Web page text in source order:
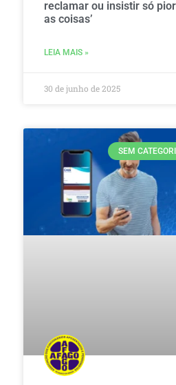
reclamar ou insistir só
as coisas’
LEIA MAIS »
30 de junho de 2025
SEM